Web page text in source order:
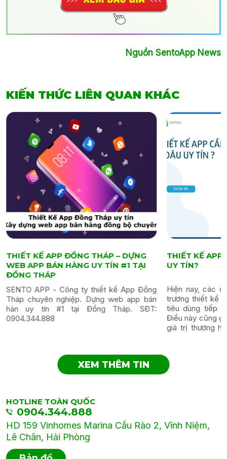
Nguồn SentoApp News
KIẾN THỨC LIÊN QUAN KHÁC
THIẾT KẾ APP ĐỒNG THÁP – DỰNG
WEB APP BÁN HÀNG UY TÍN #1 TẠI
ĐỒNG THÁP
SENTO APP - Công ty thiết kế App Đồng
Tháp chuyên nghiệp. Dựng web app bán
hàn uy tín #1 tại Đồng Tháp. SĐT:
0904.344.888
THIẾT KẾ APP
UY TÍN?
Hiện nay, các
trương thiết kế
tiêu dùng tiếp
Điều này cũng
giá trị thương
XEM THÊM TIN
HOTLINE TOÀN QUỐC
0904.344.888
HD 159 Vinhomes Marina Cầu Rào 2, Vĩnh Niệm,
Lê Chân, Hải Phòng